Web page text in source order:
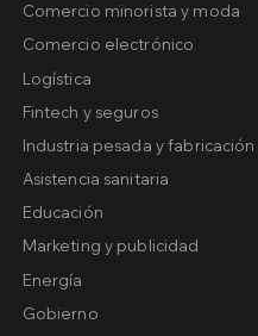
Comercio minorista y moda
Comercio electrónico
Logística
Fintech y seguros
Industria pesada y fabricación
Asistencia sanitaria
Educación
Marketing y publicidad
Energía
Gobierno